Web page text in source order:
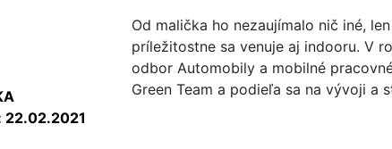
22.02.2021
Od malička ho nezaujímalo nič iné,
príležitostne sa venuje aj indooru. V
odbor Automobily a mobilné
Green Team a podieľa sa na vývoji